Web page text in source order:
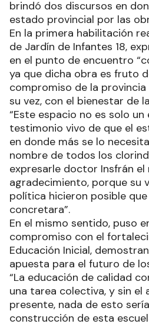
brindó dos discursos en
estado provincial por las
En la primera habilitación
de Jardín de Infantes 18,
en el punto de encuentro
ya que dicha obra es fruto
compromiso de la provincia
su vez, con el bienestar de
“Este espacio no es solo un
testimonio vivo de que el
en donde más se lo
nombre de todos los
expresarle doctor Insfrán el
agradecimiento, porque su
política hicieron posible
concretara”.
En el mismo sentido, puso
compromiso con el
Educación Inicial,
apuesta para el futuro de
“La educación de calidad
una tarea colectiva, y sin el
presente, nada de esto
construcción de esta